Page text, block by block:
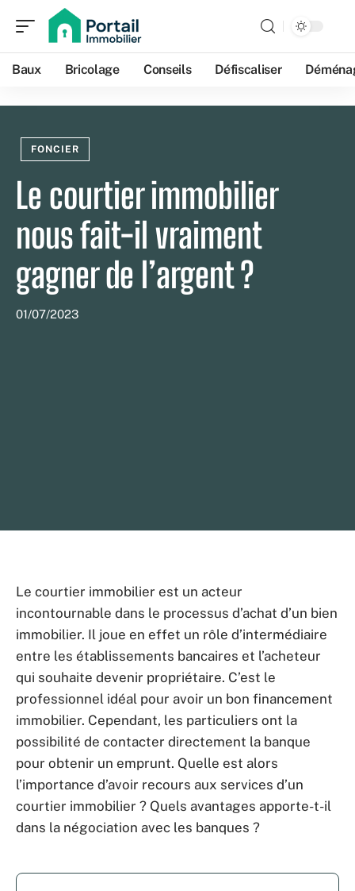
Baux Bricolage Conseils Défiscaliser
FONCIER
Le courtier immobilier
nous fait-il vraiment
gagner de l’argent ?
01/07/2023
Le courtier immobilier est un acteur
incontournable dans le processus d’achat d’un bien
immobilier. Il joue en effet un rôle d’intermédiaire
entre les établissements bancaires et l’acheteur
qui souhaite devenir propriétaire. C’est le
professionnel idéal pour avoir un bon financement
immobilier. Cependant, les particuliers ont la
possibilité de contacter directement la banque
pour obtenir un emprunt. Quelle est alors
l’importance d’avoir recours aux services d’un
courtier immobilier ? Quels avantages apporte-t-il
dans la négociation avec les banques ?